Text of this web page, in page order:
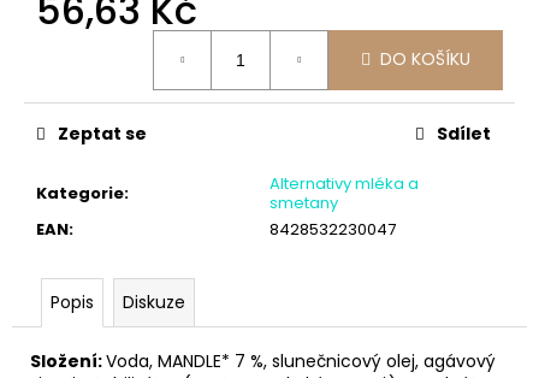
DO KOŠÍKU
Kategorie:
Alternativy mléka a
smetany
EAN: 8428532230047
Zeptat se Sdílet
Popis Diskuze
Složení:Voda, MANDLE* 7 %, slunečnicový olej, agávový
o
u
m
e